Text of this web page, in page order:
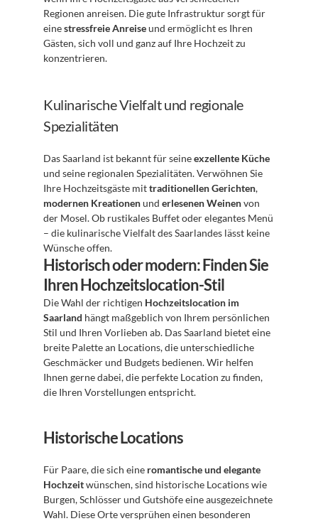
Regionen anreisen. Die gute Infrastruktur sorgt für
eine stressfreie Anreise und ermöglicht es Ihren
Gästen, sich voll und ganz auf Ihre Hochzeit zu
konzentrieren.
Kulinarische Vielfalt und regionale
Spezialitäten
Das Saarland ist bekannt für seine exzellente Küche
und seine regionalen Spezialitäten. Verwöhnen Sie
Ihre Hochzeitsgäste mit traditionellen Gerichten
modernen Kreationen und erlesenen Weinen von
der Mosel. Ob rustikales Buffet oder elegantes Menü
– die kulinarische Vielfalt des Saarlandes lässt keine
Wünsche offen.
Historisch oder modern: Finden Sie
Ihren Hochzeitslocation-Stil
Die Wahl der richtigen Hochzeitslocation im
Saarland hängt maßgeblich von Ihrem persönlichen
Stil und Ihren Vorlieben ab. Das Saarland bietet eine
breite Palette an Locations, die unterschiedliche
Geschmäcker und Budgets bedienen. Wir helfen
Ihnen gerne dabei, die perfekte Location zu finden,
die Ihren Vorstellungen entspricht.
Historische Locations
Für Paare, die sich eine romantische und elegante
Hochzeit wünschen, sind historische Locations wie
Burgen, Schlösser und Gutshöfe eine ausgezeichnete
Wahl. Diese Orte versprühen einen besonderen